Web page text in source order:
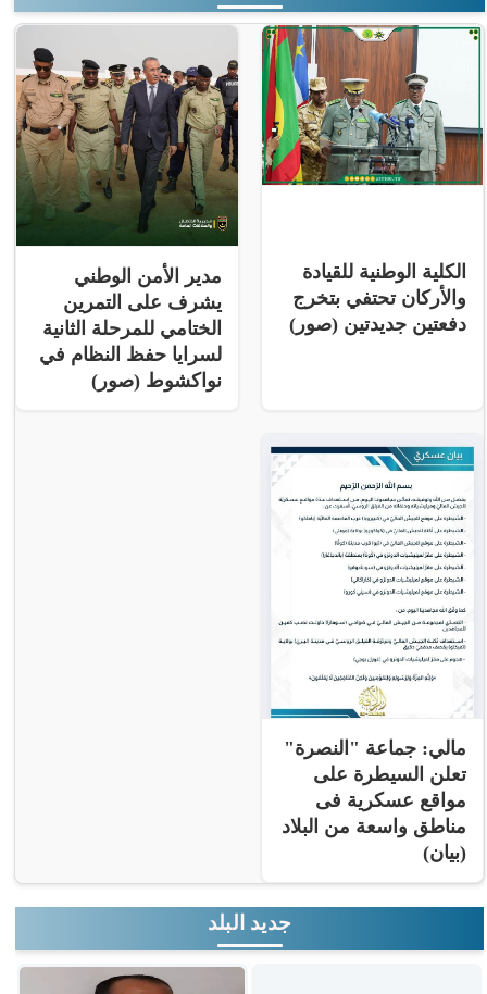
الكلية الوطنية للقيادة
والأركان تحتفي بتخرج
دفعتين جديدتين (صور)
مدير الأمن الوطني
يشرف على التمرين
الختامي للمرحلة الثانية
لسرايا حفظ النظام في
نواكشوط (صور)
مالي: جماعة "النصرة"
تعلن السيطرة على
مواقع عسكرية فى
مناطق واسعة من البلاد
(بيان)
جديد البلد